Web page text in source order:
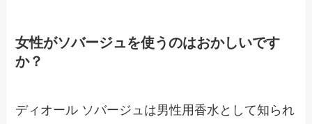
女性がソバージュを使うのはおかしいです
か？
ディオール ソバージュは男性用香水として知られ